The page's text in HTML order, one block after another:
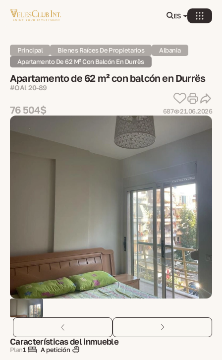
ES
Principal Bienes Raíces De Propietarios
Albania
Apartamento De 62 M² Con Balcón En Durrës
Apartamento de 62 m² con balcón en Durrës
#OAl 20-89
76 504$ 687 21.06.2026
Características del inmueble
Plan1
A petición